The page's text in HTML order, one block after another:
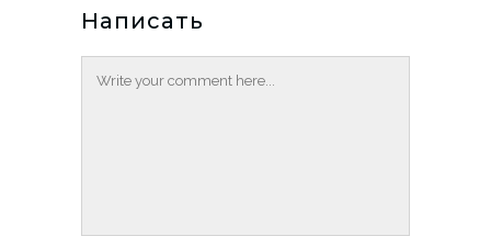
Написать